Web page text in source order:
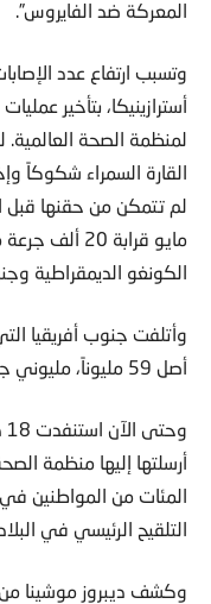
المعركة ضد الفايروس”.
وتسبب ارتفاع عدد
أسترازينيكا، بتأخير
لمنظمة الصحة
القارة السمراء شكوكاً
لم تتمكن من حقنها قبل
مايو قرابة
الكونغو الديمقراطية
أصل 59 مليوناً، مليوني جرعة جراء خطأ في التصنيع.
أرسلتها إليها منظمة
المئات من المواطنين
التلقيح الرئيسي في
وكشف ديبروز موشينا